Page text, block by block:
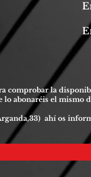
comprobar la
lo abonaréis el mismo
ahí os